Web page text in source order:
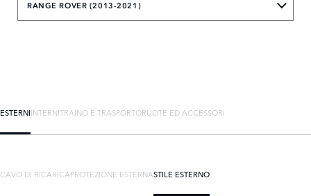
RANGE ROVER (2013-2021)
ESTERNIINTERNITRAINO E TRASPORTORUOTE ED ACCESSORI
CAVO DI RICARICAPROTEZIONE ESTERNASTILE ESTERNO